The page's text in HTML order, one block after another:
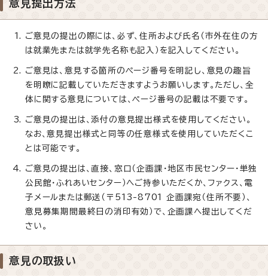
意見提出方法
ご意見の提出の際には、必ず、住所および氏名（市外在住の方
は就業先または就学先名称も記入）を記入してください。
ご意見は、意見する箇所のページ番号を明記し、意見の趣旨
を明瞭に記載していただきますようお願いします。ただし、全
体に関する意見については、ページ番号の記載は不要です。
ご意見の提出は、添付の意見提出様式を使用してください。
なお、意見提出様式と同等の任意様式を使用していただくこ
とは可能です。
ご意見の提出は、直接、窓口（企画課・地区市民センター・単独
公民館・ふれあいセンター）へご持参いただくか、ファクス、電
子メールまたは郵送（〒513-8701 企画課宛（住所不要）、
意見募集期間最終日の消印有効）で、企画課へ提出してくだ
さい。
意見の取扱い